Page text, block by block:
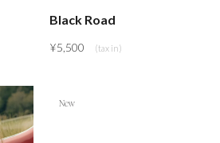
Black Road
¥5,500